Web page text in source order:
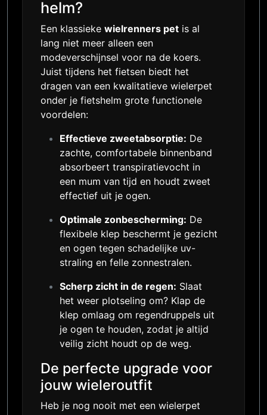
helm?
Een klassieke wielrenners pet is al
lang niet meer alleen een
modeverschijnsel voor na de koers.
Juist tijdens het fietsen biedt het
dragen van een kwalitatieve wielerpet
onder je fietshelm grote functionele
voordelen:
Effectieve zweetabsorptie: De
zachte, comfortabele binnenband
absorbeert transpiratievocht in
een mum van tijd en houdt zweet
effectief uit je ogen.
Optimale zonbescherming: De
flexibele klep beschermt je gezicht
en ogen tegen schadelijke uv-
straling en felle zonnestralen.
Scherp zicht in de regen: Slaat
het weer plotseling om? Klap de
klep omlaag om regendruppels uit
je ogen te houden, zodat je altijd
veilig zicht houdt op de weg.
De perfecte upgrade voor
jouw wieleroutfit
Heb je nog nooit met een wielerpet